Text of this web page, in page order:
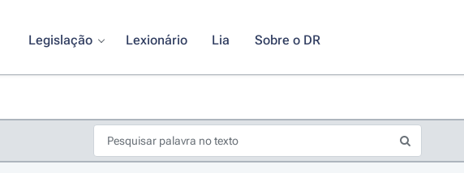
Legislação Lexionário Lia Sobre o DR